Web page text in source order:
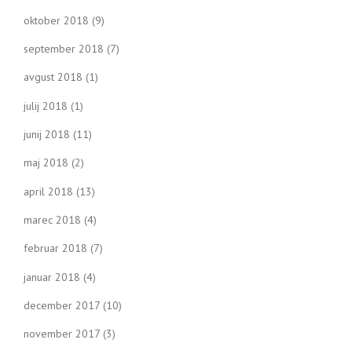
oktober 2018 (9)
september 2018 (7)
avgust 2018 (1)
julij 2018 (1)
junij 2018 (11)
maj 2018 (2)
april 2018 (13)
marec 2018 (4)
februar 2018 (7)
januar 2018 (4)
december 2017 (10)
november 2017 (3)